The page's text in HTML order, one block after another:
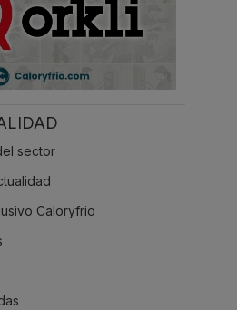
sector
Caloryfrio